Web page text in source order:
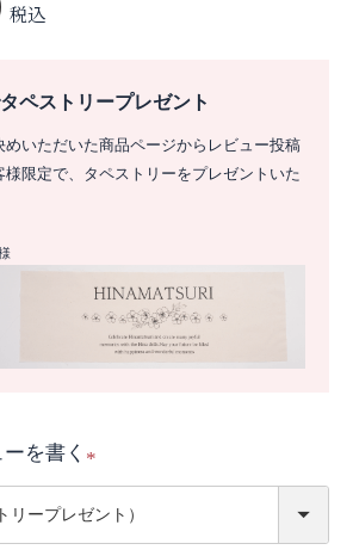
税込
ペストリープレゼント
めいただいた商品ページからレビュー投稿
様限定で、タペストリーをプレゼントいた
を書く